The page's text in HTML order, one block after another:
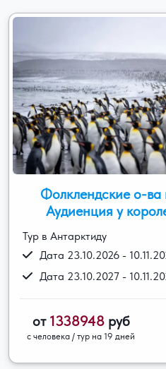
Фолклендские о-
Аудиенция у
Тур в Антарктиду
Дата 23.10.2026 -
Дата 23.10.2027 -
от 1338948руб
с человека / тур на 19 дней